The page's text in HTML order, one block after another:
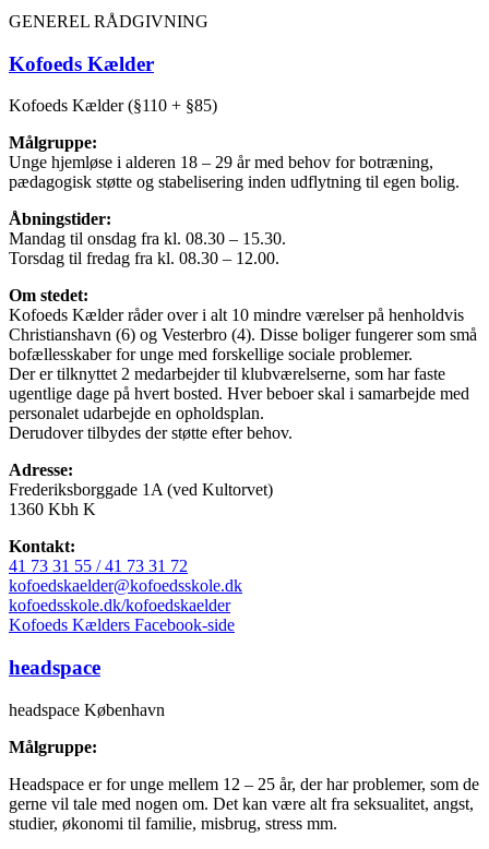
GENEREL RÅDGIVNING
Kofoeds Kælder
Kofoeds Kælder (§110 + §85)
Målgruppe:
Unge hjemløse i alderen 18 – 29 år med behov for botræning,
pædagogisk støtte og stabelisering inden udflytning til egen bolig.
Åbningstider:
Mandag til onsdag fra kl. 08.30 – 15.30.
Torsdag til fredag fra kl. 08.30 – 12.00.
Om stedet:
Kofoeds Kælder råder over i alt 10 mindre værelser på henholdvis
Christianshavn (6) og Vesterbro (4). Disse boliger fungerer som små
bofællesskaber for unge med forskellige sociale problemer.
Der er tilknyttet 2 medarbejder til klubværelserne, som har faste
ugentlige dage på hvert bosted. Hver beboer skal i samarbejde med
personalet udarbejde en opholdsplan.
Derudover tilbydes der støtte efter behov.
Adresse:
Frederiksborggade 1A (ved Kultorvet)
1360 Kbh K
Kontakt:
41 73 31 55 / 41 73 31 72
kofoedskaelder@kofoedsskole.dk
kofoedsskole.dk/kofoedskaelder
Kofoeds Kælders Facebook-side
headspace
headspace København
Målgruppe:
Headspace er for unge mellem 12 – 25 år, der har problemer, som de
gerne vil tale med nogen om. Det kan være alt fra seksualitet, angst,
studier, økonomi til familie, misbrug, stress mm.